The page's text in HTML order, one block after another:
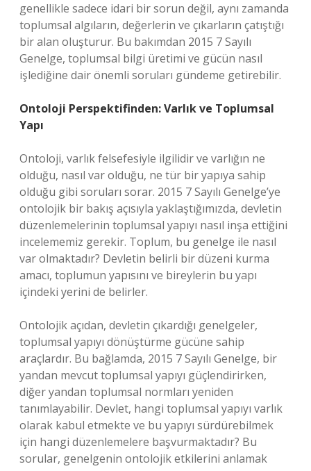
genellikle sadece idari bir sorun değil, aynı zamanda
toplumsal algıların, değerlerin ve çıkarların çatıştığı
bir alan oluşturur. Bu bakımdan 2015 7 Sayılı
Genelge, toplumsal bilgi üretimi ve gücün nasıl
işlediğine dair önemli soruları gündeme getirebilir.
Ontoloji Perspektifinden: Varlık ve Toplumsal
Yapı
Ontoloji, varlık felsefesiyle ilgilidir ve varlığın ne
olduğu, nasıl var olduğu, ne tür bir yapıya sahip
olduğu gibi soruları sorar. 2015 7 Sayılı Genelge’ye
ontolojik bir bakış açısıyla yaklaştığımızda, devletin
düzenlemelerinin toplumsal yapıyı nasıl inşa ettiğini
incelememiz gerekir. Toplum, bu genelge ile nasıl
var olmaktadır? Devletin belirli bir düzeni kurma
amacı, toplumun yapısını ve bireylerin bu yapı
içindeki yerini de belirler.
Ontolojik açıdan, devletin çıkardığı genelgeler,
toplumsal yapıyı dönüştürme gücüne sahip
araçlardır. Bu bağlamda, 2015 7 Sayılı Genelge, bir
yandan mevcut toplumsal yapıyı güçlendirirken,
diğer yandan toplumsal normları yeniden
tanımlayabilir. Devlet, hangi toplumsal yapıyı varlık
olarak kabul etmekte ve bu yapıyı sürdürebilmek
için hangi düzenlemelere başvurmaktadır? Bu
sorular, genelgenin ontolojik etkilerini anlamak